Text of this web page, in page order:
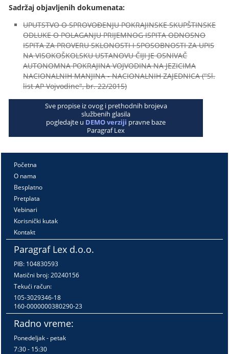
Sadržaj objavljenih dokumenata:
UPUTSTVO O SPROVOĐENJU POKRAJINSKE SKUPŠTINSKE
ODLUKE O POLAGANJU PRIJEMNOG ISPITA ODNOSNO
ISPITA ZA PROVERU SKLONOSTI I SPOSOBNOSTI ZA UPIS
NA VISOKOŠKOLSKU USTANOVU ČIJI JE OSNIVAČ
AUTONOMNA POKRAJINA VOJVODINA NA JEZICIMA
NACIONALNIH MANJINA - NACIONALNIH ZAJEDNICA ("Sl.
list AP Vojvodine", br. 22/2015)
Sve propise iz ovog i prethodnih brojeva
službenih glasila
pogledajte u DEMO verziji pravne baze
Paragraf Lex
Početna
O nama
Besplatno
Pretplata
Vebinari
Korisnički kutak
Kontakt
Paragraf Lex d.o.o.
PIB: 104830593
Matični broj: 20240156
Tekući račun:
105-3029346-18
160-0000000380290-23
Radno vreme:
Ponedeljak - petak
7:30 - 15:30